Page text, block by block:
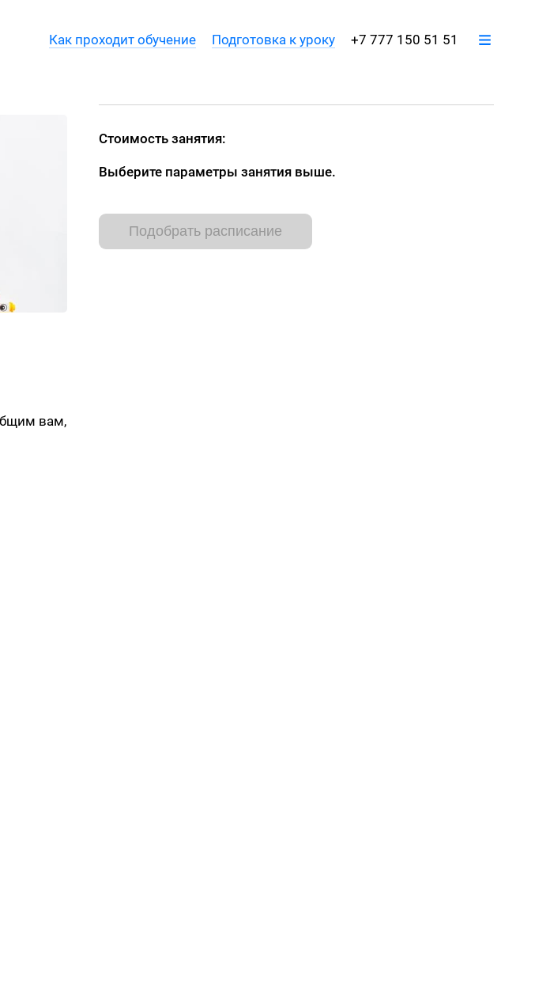
Как проходит обучение Подготовка к уроку +7 777 150 51 51
вам,
Стоимость занятия:
Выберите параметры занятия выше.
Подобрать расписание